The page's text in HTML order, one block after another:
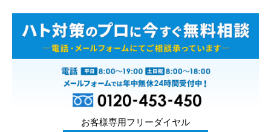
お客様専用フリーダイヤル